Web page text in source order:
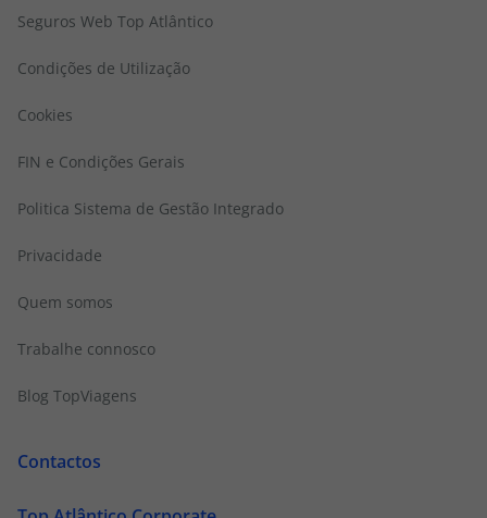
Seguros Web Top Atlântico
Condições de Utilização
Cookies
FIN e Condições Gerais
Politica Sistema de Gestão Integrado
Privacidade
Quem somos
Trabalhe connosco
Blog TopViagens
Contactos